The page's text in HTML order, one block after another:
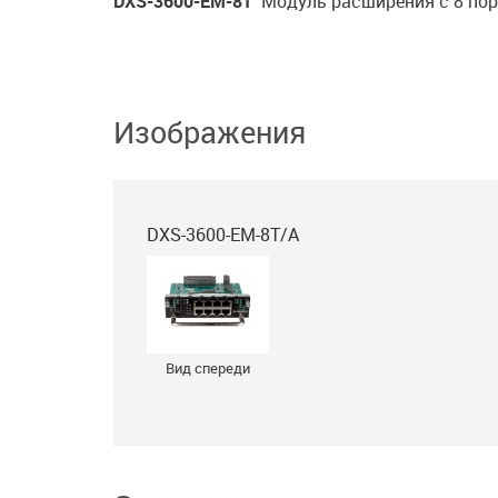
Изображения
DXS-3600-EM-8T/A
Вид спереди